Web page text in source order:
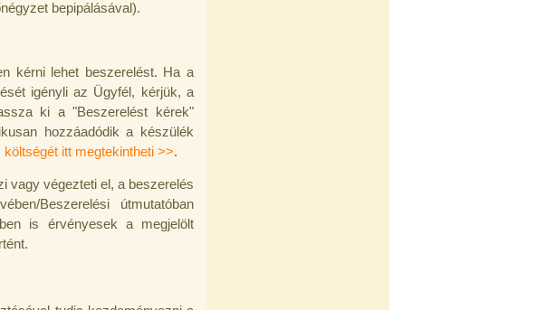
bepipálásával).
kérni lehet beszerelést. Ha a
igényli az Ügyfél, kérjük, a
ki a "Beszerelést kérek"
hozzáadódik a készülék
költségét itt megtekintheti >>.
vagy végezteti el, a beszerelés
Beszerelési útmutatóban
is érvényesek a megjelölt